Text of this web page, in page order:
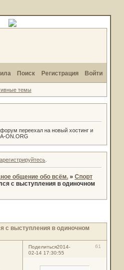
Поиск Регистрация Войти
темы
переехал на новый хостинг и
ON.ORG
общение обо всём. » Спорт
с выступления в одиночном
с выступления в одиночном
Поделиться 61
2014-
02-14 17:30:55